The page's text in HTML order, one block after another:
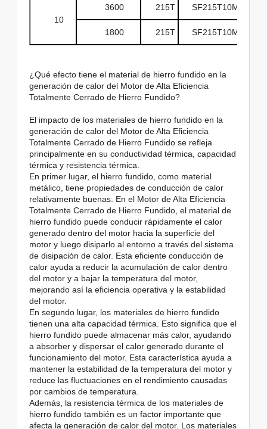
10
3600 215T SF215T10M2D
1800 215T SF215T10M4D
¿Qué efecto tiene el material de hierro fundido en la
generación de calor del Motor de Alta Eficiencia
Totalmente Cerrado de Hierro Fundido?
El impacto de los materiales de hierro fundido en la
generación de calor del Motor de Alta Eficiencia
Totalmente Cerrado de Hierro Fundido se refleja
principalmente en su conductividad térmica, capacidad
térmica y resistencia térmica.
En primer lugar, el hierro fundido, como material
metálico, tiene propiedades de conducción de calor
relativamente buenas. En el Motor de Alta Eficiencia
Totalmente Cerrado de Hierro Fundido, el material de
hierro fundido puede conducir rápidamente el calor
generado dentro del motor hacia la superficie del
motor y luego disiparlo al entorno a través del sistema
de disipación de calor. Esta eficiente conducción de
calor ayuda a reducir la acumulación de calor dentro
del motor y a bajar la temperatura del motor,
mejorando así la eficiencia operativa y la estabilidad
del motor.
En segundo lugar, los materiales de hierro fundido
tienen una alta capacidad térmica. Esto significa que el
hierro fundido puede almacenar más calor, ayudando
a absorber y dispersar el calor generado durante el
funcionamiento del motor. Esta característica ayuda a
mantener la estabilidad de la temperatura del motor y
reduce las fluctuaciones en el rendimiento causadas
por cambios de temperatura.
Además, la resistencia térmica de los materiales de
hierro fundido también es un factor importante que
afecta la generación de calor del motor. Los materiales